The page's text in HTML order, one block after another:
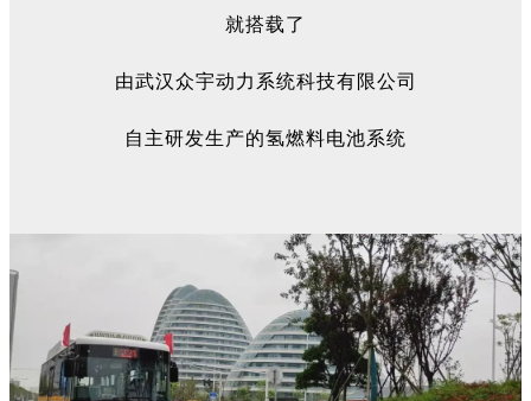
就搭载了
由武汉众宇动力系统科技有限公司
自主研发生产的氢燃料电池系统